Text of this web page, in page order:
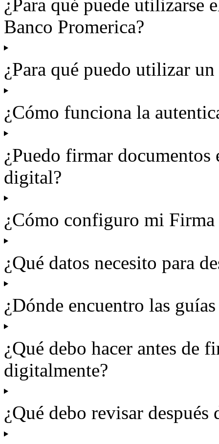
¿Para qué puede
Banco Promerica?
¿Para qué puedo utilizar
¿Cómo funciona la
¿Puedo firmar
digital?
¿Cómo configuro mi
¿Qué datos necesito para
¿Dónde encuentro las
¿Qué debo hacer antes de
digitalmente?
¿Qué debo revisar